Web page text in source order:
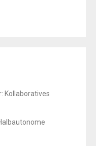
Kollaboratives